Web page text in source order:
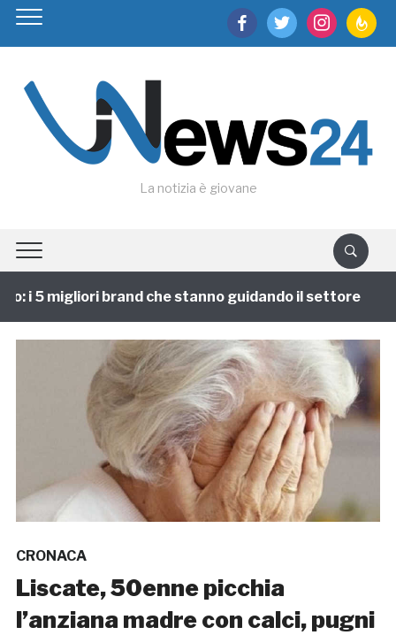
facebooktwitter instagram
La notizia è giovane
i 5 migliori brand che stanno guidando il settore
CRONACA
Liscate, 50enne picchia
l’anziana madre con calci, pugni